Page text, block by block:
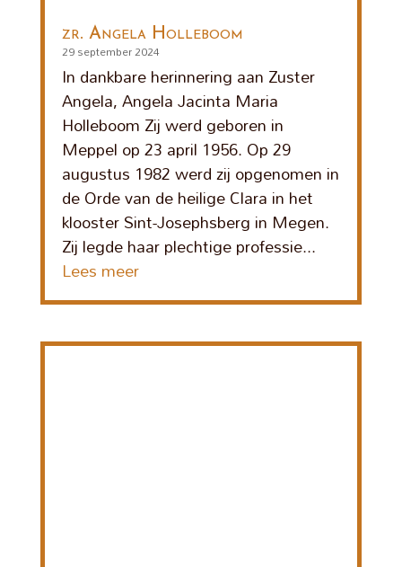
zr. Angela Holleboom
29 september 2024
In dankbare herinnering aan Zuster
Angela, Angela Jacinta Maria
Holleboom Zij werd geboren in
Meppel op 23 april 1956. Op 29
augustus 1982 werd zij opgenomen in
de Orde van de heilige Clara in het
klooster Sint-Josephsberg in Megen.
Zij legde haar plechtige professie...
Lees meer